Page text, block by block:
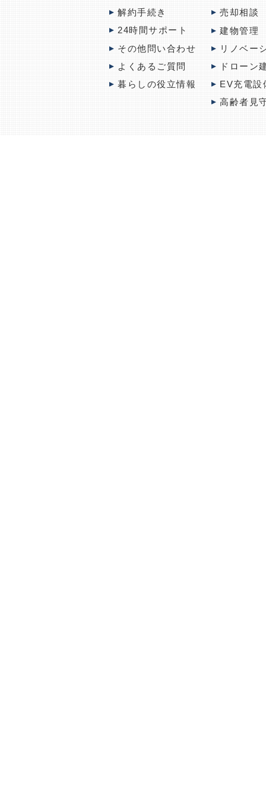
解約手続き
24時間サポート
その他問い合わせ
よくあるご質問
暮らしの役立情報
売却相談
建物管理
リノベー
ドローン
EV充電設
高齢者見